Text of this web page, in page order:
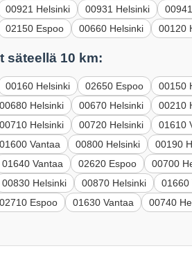
00921 Helsinki 00931 Helsinki
02150 Espoo 00660 Helsinki 00120
säteellä 10 km:
00160 Helsinki 02650 Espoo 00150
00680 Helsinki 00670 Helsinki 00210
00710 Helsinki 00720 Helsinki 01610
01600 Vantaa 00800 Helsinki 00190
01640 Vantaa 02620 Espoo 00700
00830 Helsinki 00870 Helsinki 01660
02710 Espoo 01630 Vantaa 00740